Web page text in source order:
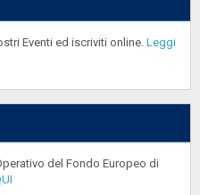
Eventi ed iscriviti online. Leggi
del Fondo Europeo di